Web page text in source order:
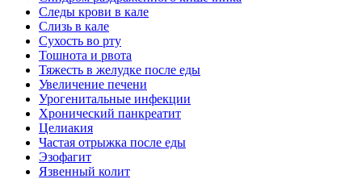
Следы крови в кале
Слизь в кале
Сухость во рту
Тошнота и рвота
Тяжесть в желудке после еды
Увеличение печени
Урогенитальные инфекции
Хронический панкреатит
Целиакия
Частая отрыжка после еды
Эзофагит
Язвенный колит